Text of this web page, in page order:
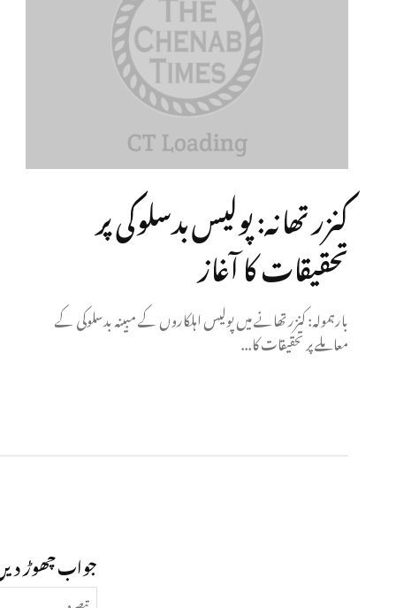
کنزر تھانہ: پولیس بدسلوکی پر
تحقیقات کا آغاز
بارہمولہ: کنزر تھانے میں پولیس اہلکاروں کے مبینہ بدسلوکی کے
معاملے پر تحقیقات کا...
جواب چھوڑ